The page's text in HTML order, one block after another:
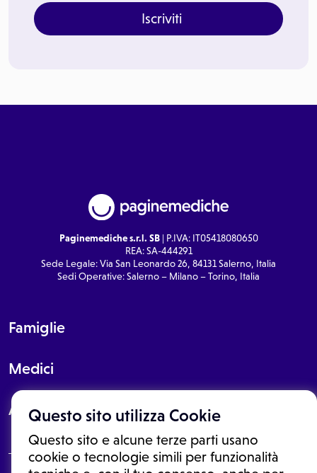
Questo sito utilizza Cookie
Questo sito e alcune terze parti usano
cookie o tecnologie simili per funzionalità
Iscriviti
Paginemediche s.r.l. SB| P.IVA: IT05418080650
REA: SA-444291
Sede Legale: Via San Leonardo 26, 84131 Salerno, Italia
Sedi Operative: Salerno – Milano – Torino, Italia
Famiglie
Medici
About